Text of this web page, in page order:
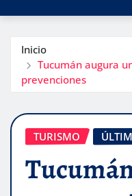
Inicio
Tucumán augura
prevenciones
TURISMO